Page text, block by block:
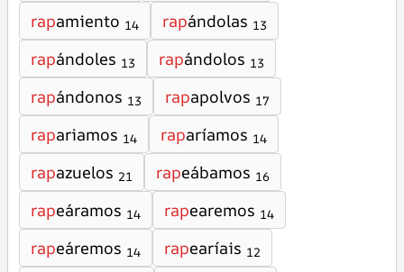
rapamiento 14 rapándolas 13
rapándoles 13 rapándolos 13
rapándonos 13 rapapolvos 17
rapariamos 14 raparíamos 14
rapazuelos 21 rapeábamos 16
rapeáramos 14 rapearemos 14
rapeáremos 14 rapearíais 12